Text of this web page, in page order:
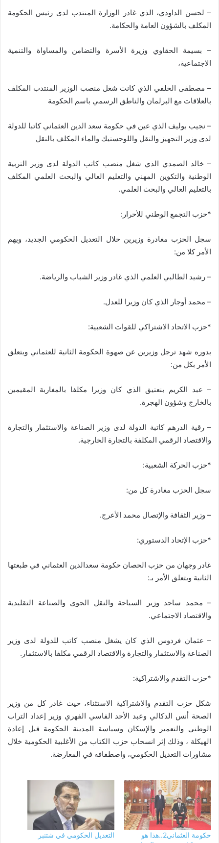
– لحسن الداودي، الذي غادر الوزارة المنتدب لدى رئيس الحكومة
المكلف بالشؤون العامة والحكامة.
– بسيمة الحقاوي وزيرة الأسرة والتضامن والمساواة والتنمية
الاجتماعية،
– مصطفى الخلفي الذي كانت شغل منصب الوزير المنتدب المكلف
بالعلاقات مع البرلمان والناطق الرسمي باسم الحكومة
– نجيب بوليف الذي عين في حكومة سعد الدين العثماني كاتبا للدولة
لدى وزير التجهيز والنقل واللوجستيك والماء المكلف بالنقل
– خالد الصمدي الذي شغل منصب كاتب الدولة لدى وزير التربية
الوطنية والتكوين المهني والتعليم العالي والبحث العلمي المكلف
بالتعليم العالي والبحث العلمي.
*حزب التجمع الوطني للأحرار:
سجل الحزب مغادرة وزيرين خلال التعديل الحكومي الجديد، ويهم
الأمر كلا من:
– رشيد الطالبي العلمي الذي غادر وزير الشباب والرياضة.
– محمد أوجار الذي كان وزيرا للعدل.
*حزب الاتحاد الاشتراكي للقوات الشعبية:
بدوره شهد ترجل وزيرين عن صهوة الحكومة الثانية للعثماني ويتعلق
الأمر بكل من:
– عبد الكريم بنعتيق الذي كان وزيرا مكلفا بالمغاربة المقيمين
بالخارج وشؤون الهجرة.
– رقية الدرهم كاتبة الدولة لدى وزير الصناعة والاستثمار والتجارة
والاقتصاد الرقمي المكلفة بالتجارة الخارجية.
*حزب الحركة الشعبية:
سجل الحزب مغادرة كل من:
– وزير الثقافة والإتصال محمد الأعرج.
*حزب الإتحاد الدستوري:
غادر وجهان من حزب الحصان حكومة سعدالدين العثماني في طبعتها
الثانية وبتعلق الأمر بـ:
– محمد ساجد وزير السياحة والنقل الجوي والصناعة التقليدية
والاقتصاد الاجتماعي.
– عثمان فردوس الذي كان يشغل منصب كاتب للدولة لدى وزير
الصناعة والاستثمار والتجارة والاقتصاد الرقمي مكلفا بالاستثمار.
*حزب التقدم والاشتراكية:
شكل حزب التقدم والاشتراكية الاستثناء، حيث غادر كل من وزير
الصحة أنس الدكالي وعبد الأحد الفاسي الفهري وزير إعداد التراب
الوطني والتعمير والإسكان وسياسة المدينة الحكومة قبل إعادة
الهيكلة ، وذلك إثر انسحاب حزب الكتاب من الأغلبية الحكومية خلال
مشاورات التعديل الحكومي، واصطفافه في المعارضة.
حكومة العثماني2..هذا هو
التعديل الحكومي في شتنبر